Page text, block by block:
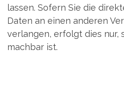
lassen. Sofern Sie die
Daten an einen anderen
verlangen, erfolgt dies nur,
machbar ist.